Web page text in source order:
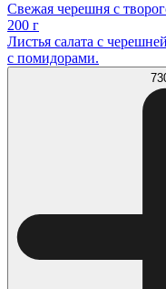
Свежая черешня с
200 г
Листья салата с
с помидорами.